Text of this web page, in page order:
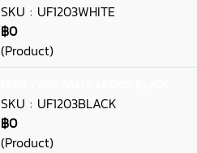
SKU : UF1203WHITE
฿0
(Product)
SKU : UF1203BLACK
฿0
(Product)